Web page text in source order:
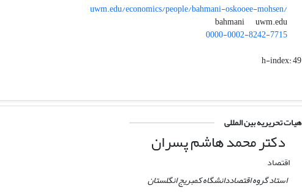
uwm.edu/economics/people/bahmani-oskooee-mohsen/
bahmani
uwm.edu
0000-0002-8242-7715
h-index:49
هیات تحریریه بین المللی
دکتر محمد هاشم پسران
اقتصاد
استاد گروه اقتصاددانشگاه کمبریج انگلستان